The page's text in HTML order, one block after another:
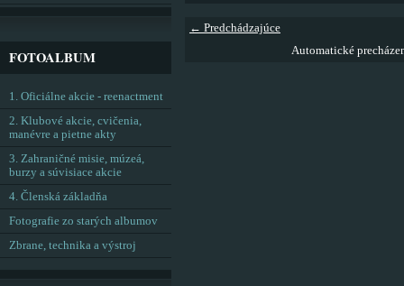
← Predchádzajúce
Automatické
FOTOALBUM
1. Oficiálne akcie - reenactment
2. Klubové akcie, cvičenia,
manévre a pietne akty
3. Zahraničné misie, múzeá,
burzy a súvisiace akcie
4. Členská základňa
Fotografie zo starých albumov
Zbrane, technika a výstroj